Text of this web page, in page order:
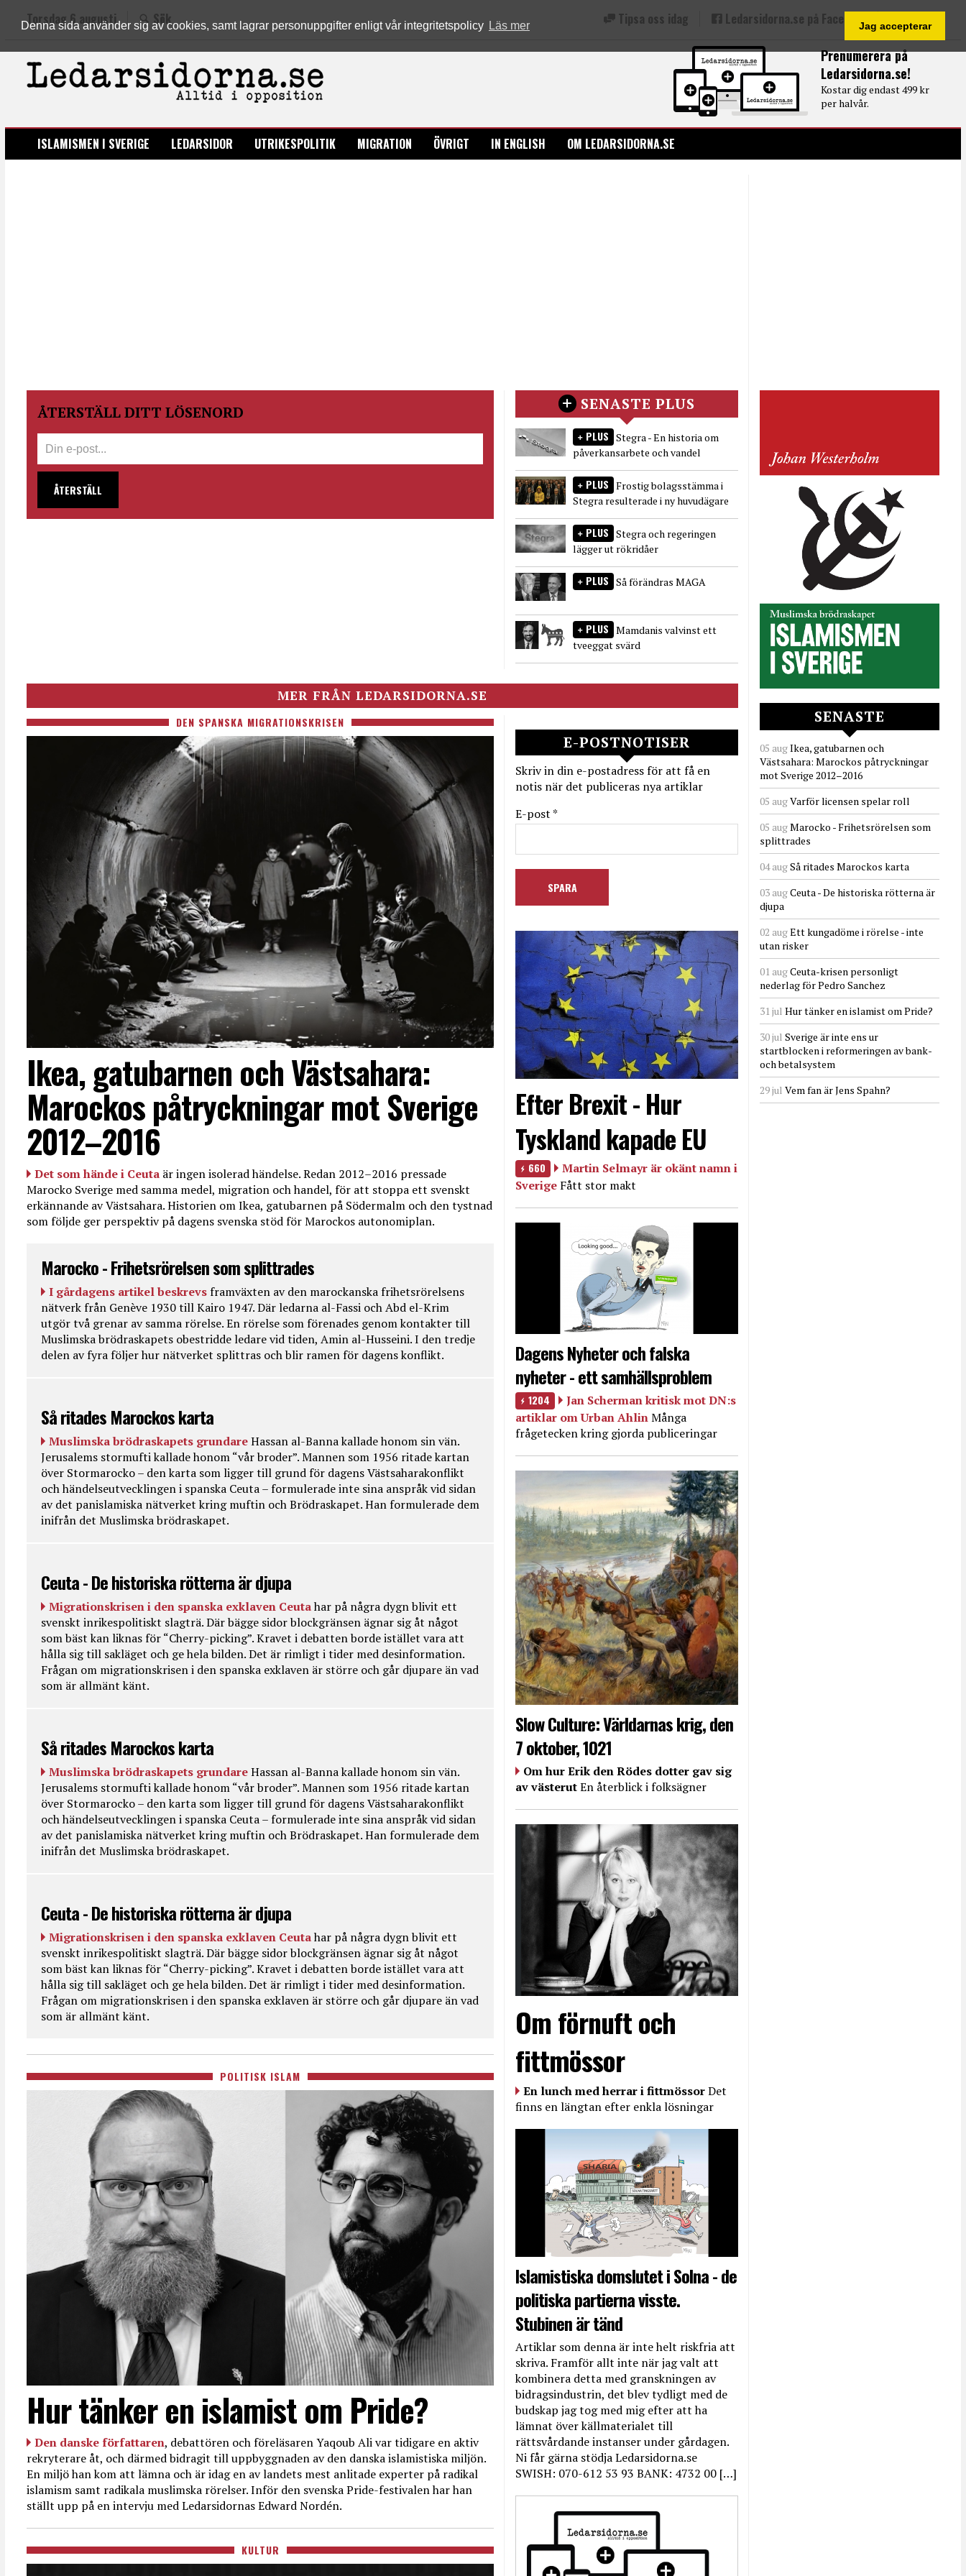
Denna sida använder sig av cookies, samt lagrar personuppgifter enligt vår integritetspolicy Läs mer Jag accepterar
Prenumerera på
Ledarsidorna.se!
Kostar dig endast 499 kr
per halvår.
Torsdag 6 augusti Sök Tipsa oss idag Ledarsidorna.se på Facebook
LEDARSIDORNA.SE
ISLAMISMEN I SVERIGE LEDARSIDOR UTRIKESPOLITIK MIGRATION ÖVRIGT IN ENGLISH OM LEDARSIDORNA.SE
ÅTERSTÄLL DITT LÖSENORD
ÅTERSTÄLL
SENASTE PLUS
PLUS Stegra - En historia om
påverkansarbete och vandel
PLUS Frostig bolagsstämma i
Stegra resulterade i ny huvudägare
PLUS Stegra och regeringen
lägger ut rökridåer
PLUS Så förändras MAGA
PLUS Mamdanis valvinst ett
tveeggat svärd
MER FRÅN LEDARSIDORNA.SE
DEN SPANSKA MIGRATIONSKRISEN
Ikea, gatubarnen och Västsahara:
Marockos påtryckningar mot Sverige
2012–2016
Det som hände i Ceuta är ingen isolerad händelse. Redan 2012–2016 pressade
Marocko Sverige med samma medel, migration och handel, för att stoppa ett svenskt
erkännande av Västsahara. Historien om Ikea, gatubarnen på Södermalm och den tystnad
som följde ger perspektiv på dagens svenska stöd för Marockos autonomiplan.
Marocko - Frihetsrörelsen som splittrades
I gårdagens artikel beskrevs framväxten av den marockanska frihetsrörelsens
nätverk från Genève 1930 till Kairo 1947. Där ledarna al-Fassi och Abd el-Krim
utgör två grenar av samma rörelse. En rörelse som förenades genom kontakter till
Muslimska brödraskapets obestridde ledare vid tiden, Amin al-Husseini. I den tredje
delen av fyra följer hur nätverket splittras och blir ramen för dagens konflikt.
Så ritades Marockos karta
Muslimska brödraskapets grundareHassan al-Banna kallade honom sin vän.
Jerusalems stormufti kallade honom “vår broder”. Mannen som 1956 ritade kartan
över Stormarocko – den karta som ligger till grund för dagens Västsaharakonflikt
och händelseutvecklingen i spanska Ceuta – formulerade inte sina anspråk vid sidan
av det panislamiska nätverket kring muftin och Brödraskapet. Han formulerade dem
inifrån det Muslimska brödraskapet.
Ceuta - De historiska rötterna är djupa
Migrationskrisen i den spanska exklaven Ceutahar på några dygn blivit ett
svenskt inrikespolitiskt slagträ. Där bägge sidor blockgränsen ägnar sig åt något
som bäst kan liknas för “Cherry-picking”. Kravet i debatten borde istället vara att
hålla sig till sakläget och ge hela bilden. Det är rimligt i tider med desinformation.
Frågan om migrationskrisen i den spanska exklaven är större och går djupare än vad
som är allmänt känt.
Så ritades Marockos karta
Muslimska brödraskapets grundareHassan al-Banna kallade honom sin vän.
Jerusalems stormufti kallade honom “vår broder”. Mannen som 1956 ritade kartan
över Stormarocko – den karta som ligger till grund för dagens Västsaharakonflikt
och händelseutvecklingen i spanska Ceuta – formulerade inte sina anspråk vid sidan
av det panislamiska nätverket kring muftin och Brödraskapet. Han formulerade dem
inifrån det Muslimska brödraskapet.
Ceuta - De historiska rötterna är djupa
Migrationskrisen i den spanska exklaven Ceutahar på några dygn blivit ett
svenskt inrikespolitiskt slagträ. Där bägge sidor blockgränsen ägnar sig åt något
som bäst kan liknas för “Cherry-picking”. Kravet i debatten borde istället vara att
hålla sig till sakläget och ge hela bilden. Det är rimligt i tider med desinformation.
Frågan om migrationskrisen i den spanska exklaven är större och går djupare än vad
som är allmänt känt.
POLITISK ISLAM
Hur tänker en islamist om Pride?
Den danske författaren, debattören och föreläsaren Yaqoub Ali var tidigare en aktiv
rekryterare åt, och därmed bidragit till uppbyggnaden av den danska islamistiska miljön.
En miljö han kom att lämna och är idag en av landets mest anlitade experter på radikal
islamism samt radikala muslimska rörelser. Inför den svenska Pride-festivalen har han
ställt upp på en intervju med Ledarsidornas Edward Nordén.
KULTUR
E-POSTNOTISER
Skriv in din e-postadress för att få en
notis när det publiceras nya artiklar
E-post *
Efter Brexit - Hur
Tyskland kapade EU
660
Martin Selmayr är okänt namn i
Sverige Fått stor makt
Dagens Nyheter och falska
nyheter - ett samhällsproblem
1204
Jan Scherman kritisk mot DN:s
artiklar om Urban AhlinMånga
frågetecken kring gjorda publiceringar
Slow Culture: Världarnas krig, den
7 oktober, 1021
Om hur Erik den Rödes dotter gav sig
av västerutEn återblick i folksägner
Om förnuft och
fittmössor
En lunch med herrar i fittmössorDet
finns en längtan efter enkla lösningar
Islamistiska domslutet i Solna - de
politiska partierna visste.
Stubinen är tänd
Artiklar som denna är inte helt riskfria att
skriva. Framför allt inte när jag valt att
kombinera detta med granskningen av
bidragsindustrin, det blev tydligt med de
budskap jag tog med mig efter att ha
lämnat över källmaterialet till
rättsvårdande instanser under gårdagen.
Ni får gärna stödja Ledarsidorna.se
SWISH: 070-612 53 93 BANK: 4732 00 […]
SENASTE
05 augIkea, gatubarnen och
Västsahara: Marockos påtryckningar
mot Sverige 2012–2016
05 augVarför licensen spelar roll
05 augMarocko - Frihetsrörelsen som
splittrades
04 augSå ritades Marockos karta
03 augCeuta - De historiska rötterna är
djupa
02 augEtt kungadöme i rörelse - inte
utan risker
01 augCeuta-krisen personligt
nederlag för Pedro Sanchez
31 jul Hur tänker en islamist om Pride?
30 jul Sverige är inte ens ur
startblocken i reformeringen av bank-
och betalsystem
29 jul Vem fan är Jens Spahn?